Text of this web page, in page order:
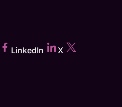
LinkedIn X